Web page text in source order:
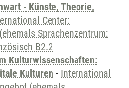
- Künste, Theorie,
Center:
Sprachenzentrum;
B2.2
Kulturwissenschaften:
Kulturen - International